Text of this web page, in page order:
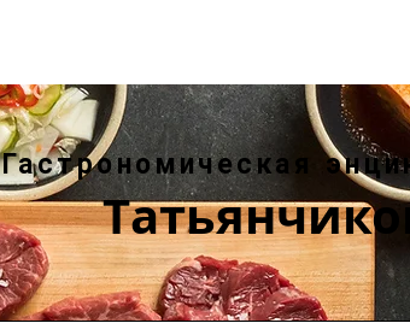
Гастрономическая